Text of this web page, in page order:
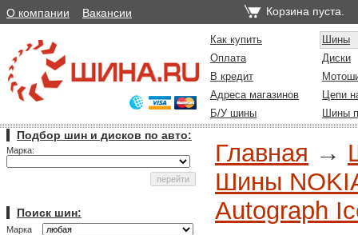
О компании Вакансии Корзина пуста.
Как купить
Шины
Оплата
Диски
В кредит
Адреса магазинов
Цепи
Б/У шины
Шины
Подбор шин и дисков по авто:
Марка:
Поиск шин:
Марка
Главная →
Шины
Autograph